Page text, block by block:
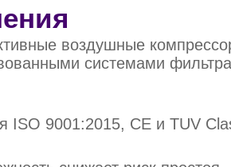
воздушные
системами
ISO 9001:2015, CE и TUV